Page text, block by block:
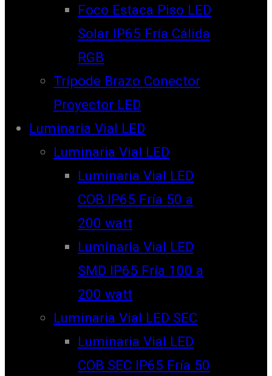
Foco Estaca Piso LED
Solar IP65 Fría Cálida
RGB
Trípode Brazo Conector
Proyector LED
Luminaria Vial LED
Luminaria Vial LED
Luminaria Vial LED
COB IP65 Fría 50 a
200 watt
Luminaria Vial LED
SMD IP65 Fría 100 a
200 watt
Luminaria Vial LED SEC
Luminaria Vial LED
COB SEC IP65 Fría 50